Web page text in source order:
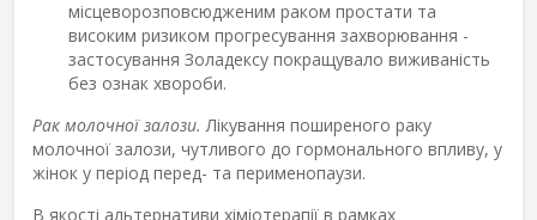
місцеворозповсюдженим раком простати та
високим ризиком прогресування захворювання -
застосування Золадексу покращувало виживаність
без ознак хвороби.
Рак молочної залози. Лікування поширеного раку
молочної залози, чутливого до гормонального впливу, у
жінок у період перед- та перименопаузи.
В якості альтернативи хіміотерапії в рамках